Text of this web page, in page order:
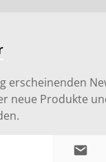
erscheinenden
neue Produkte